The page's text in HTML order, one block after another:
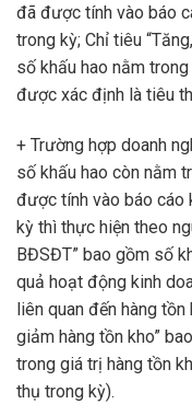
đã được tính vào báo
trong kỳ; Chỉ tiêu
số khấu hao nằm
được xác định là tiêu
+ Trường hợp doanh
số khấu hao còn nằm
được tính vào báo cáo
kỳ thì thực hiện theo
BĐSĐT” bao gồm số
quả hoạt động kinh
liên quan đến hàng
giảm hàng tồn kho”
trong giá trị hàng tồn
thụ trong kỳ).